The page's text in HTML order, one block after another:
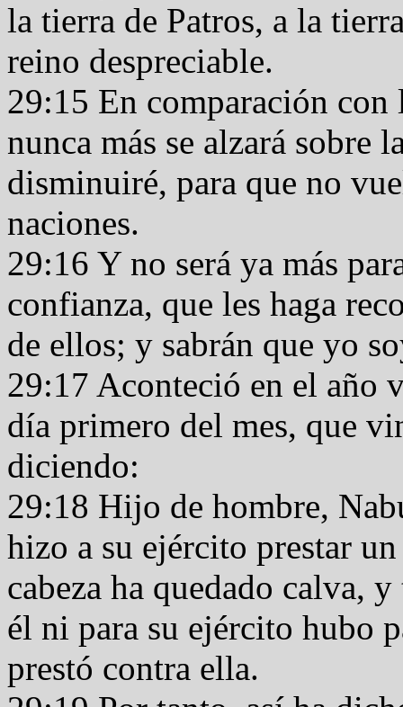
la tierra de Patros, a la
reino despreciable.
29:15 En comparación
nunca más se alzará sobre
disminuiré, para que no
naciones.
29:16 Y no será ya más
confianza, que les haga
de ellos; y sabrán que yo
29:17 Aconteció en el año
día primero del mes, que
diciendo:
29:18 Hijo de hombre,
hizo a su ejército prestar
cabeza ha quedado calva,
él ni para su ejército hubo
prestó contra ella.